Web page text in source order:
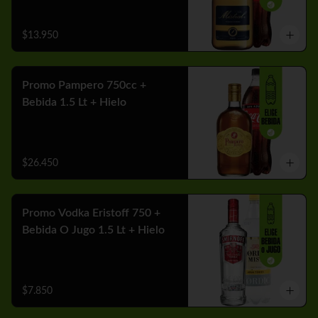
$13.950
Promo Pampero 750cc +
Bebida 1.5 Lt + Hielo
$26.450
Promo Vodka Eristoff 750 +
Bebida O Jugo 1.5 Lt + Hielo
$7.850